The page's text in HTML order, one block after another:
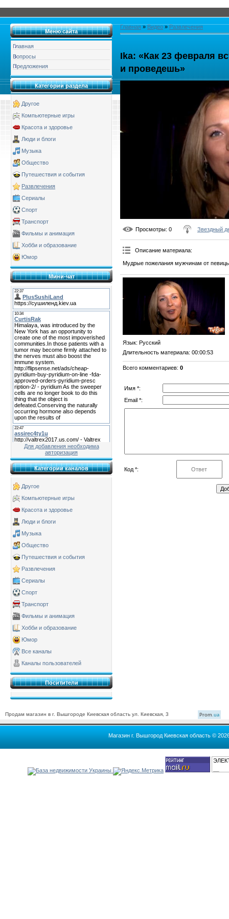
Меню сайта
Главная
Вопросы
Предложения
Категории раздела
Другое
Компьютерные игры
Красота и здоровье
Люди и блоги
Музыка
Общество
Путешествия и события
Развлечения
Сериалы
Спорт
Транспорт
Фильмы и анимация
Хобби и образование
Юмор
Мини-чат
Для добавления необходима
авторизация
Категории каналов
Другое
Компьютерные игры
Красота и здоровье
Люди и блоги
Музыка
Общество
Путешествия и события
Развлечения
Сериалы
Спорт
Транспорт
Фильмы и анимация
Хобби и образование
Юмор
Все каналы
Каналы пользователей
Поситители
Главная » Видео » Развлечения
Ika: «Как 23 февраля
и проведешь»
Просмотры: 0 Звездный
Описание материала:
Мудрые пожелания мужчинам от
Язык: Русский
Длительность материала: 00:00:53
Всего комментариев: 0
Имя *:
Email *:
Код *:
Продам магазин в г. Вышгороде Киевская область ул. Киевская, 3 Prom.ua
Магазин г. Вышгород Киевская область ©